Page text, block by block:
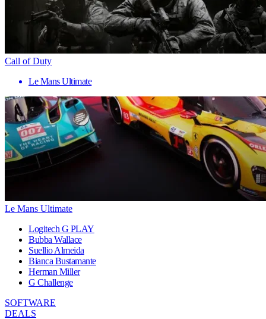
Call of Duty
Le Mans Ultimate
Le Mans Ultimate
Logitech G PLAY
Bubba Wallace
Suellio Almeida
Bianca Bustamante
Herman Miller
G Challenge
SOFTWARE
DEALS